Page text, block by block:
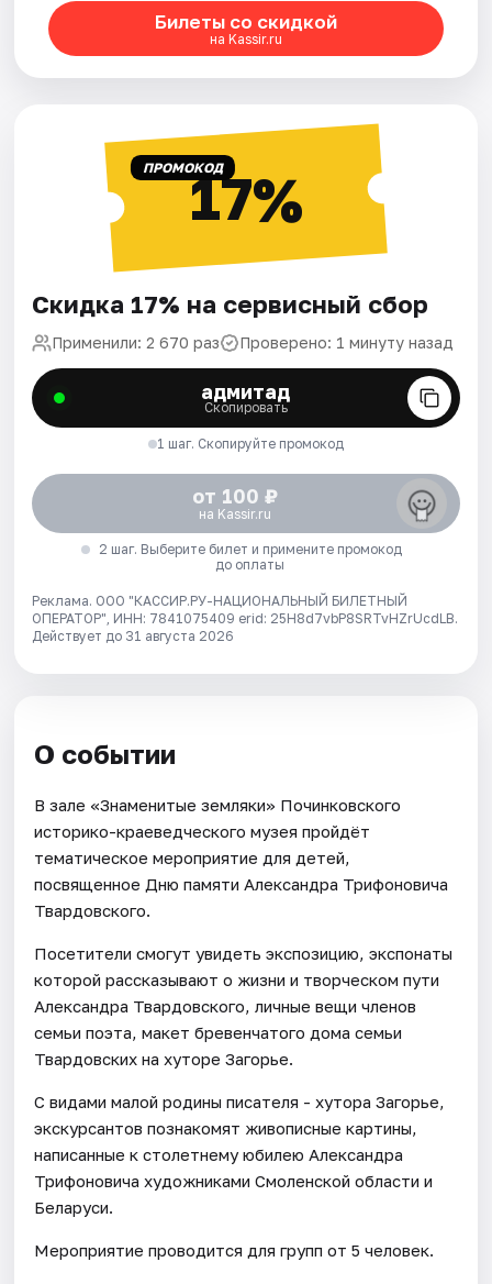
Билеты со скидкой
на Kassir.ru
ПРОМОКОД17%
Скидка 17% на сервисный сбор
Применили: 2 670 раз Проверено: 1 минуту назад
адмитад
Скопировать
1 шаг. Скопируйте промокод
от 100 ₽
на Kassir.ru
2 шаг. Выберите билет и примените промокод
до оплаты
Реклама. ООО "КАССИР.РУ-НАЦИОНАЛЬНЫЙ БИЛЕТНЫЙ
ОПЕРАТОР", ИНН: 7841075409 erid: 25H8d7vbP8SRTvHZrUcdLB.
Действует до 31 августа 2026
О событии
В зале «Знаменитые земляки» Починковского
историко-краеведческого музея пройдёт
тематическое мероприятие для детей,
посвященное Дню памяти Александра Трифоновича
Твардовского.
Посетители смогут увидеть экспозицию, экспонаты
которой рассказывают о жизни и творческом пути
Александра Твардовского, личные вещи членов
семьи поэта, макет бревенчатого дома семьи
Твардовских на хуторе Загорье.
С видами малой родины писателя - хутора Загорье,
экскурсантов познакомят живописные картины,
написанные к столетнему юбилею Александра
Трифоновича художниками Смоленской области и
Беларуси.
Мероприятие проводится для групп от 5 человек.